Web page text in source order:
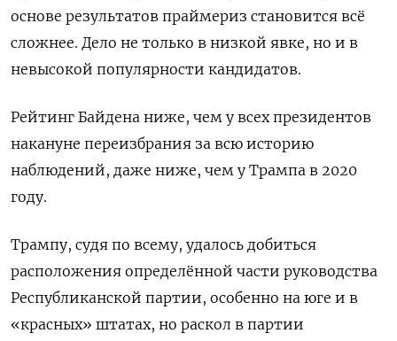
основе результатов праймериз становится всё
сложнее. Дело не только в низкой явке, но и в
невысокой популярности кандидатов.
Рейтинг Байдена ниже, чем у всех президентов
накануне переизбрания за всю историю
наблюдений, даже ниже, чем у Трампа в 2020
году.
Трампу, судя по всему, удалось добиться
расположения определённой части руководства
Республиканской партии, особенно на юге и в
«красных» штатах, но раскол в партии